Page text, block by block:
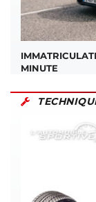
MINUTE